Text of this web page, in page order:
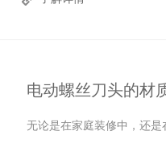
电动螺丝刀头的材
无论是在家庭装修中，还